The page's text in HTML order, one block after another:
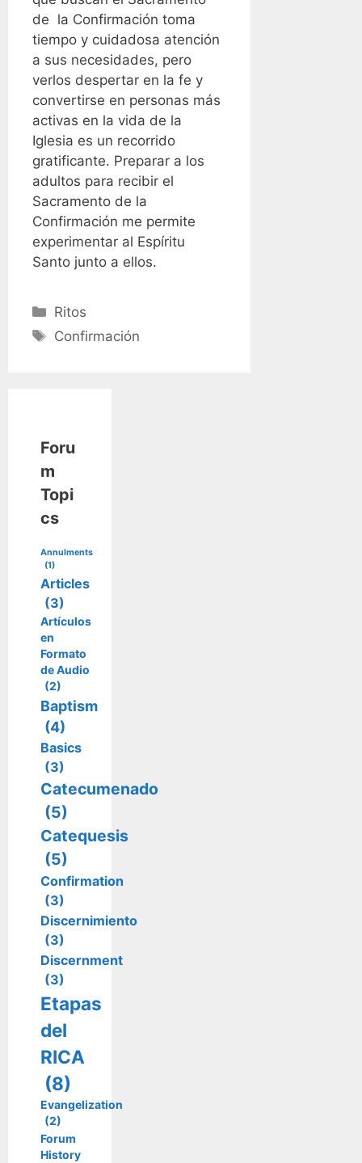
de la Confirmación toma
tiempo y cuidadosa atención
a sus necesidades, pero
verlos despertar en la fe y
convertirse en personas más
activas en la vida de la
Iglesia es un recorrido
gratificante. Preparar a los
adultos para recibir el
Sacramento de la
Confirmación me permite
experimentar al Espíritu
Santo junto a ellos.
Categories
Ritos
Tags
Confirmación
Foru
m
Topi
cs
Annulments
(1)
Articles
(3)
Artículos
en
Formato
de Audio
(2)
Baptism
(4)
Basics
(3)
Catecumenado
(5)
Catequesis
(5)
Confirmation
(3)
Discernimiento
(3)
Discernment
(3)
Etapas
del
RICA
(8)
Evangelization
(2)
Forum
History